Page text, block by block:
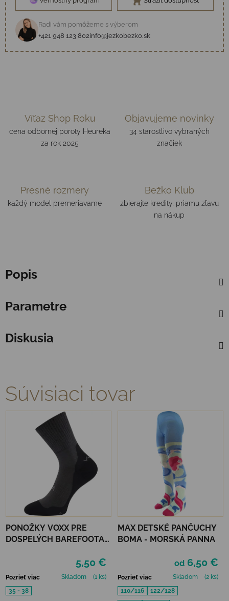
Radi vám pomôžeme s výberom
+421 948 123 802info@jezkobezko.sk
Víťaz Shop Roku
cena odbornej poroty Heureka
za rok 2025
Objavujeme novinky
34 starostlivo vybraných
značiek
Presné rozmery
každý model premeriavame
Bežko Klub
zbierajte kredity, priamu zľavu
na nákup
Popis
Parametre
Diskusia
Súvisiaci tovar
PONOŽKY VOXX PRE
DOSPELÝCH BAREFOOTAN
5,50 €
Pozrieť viac Skladom
(1 ks)
35 - 38
MAX DETSKÉ PANČUCHY
BOMA - MORSKÁ PANNA
od 6,50 €
Pozrieť viac Skladom
(2 ks)
110/116
122/128